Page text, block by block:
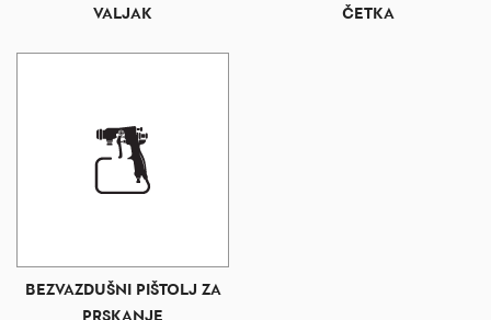
VALJAK ČETKA
BEZVAZDUŠNI PIŠTOLJ ZA
PRSKANJE